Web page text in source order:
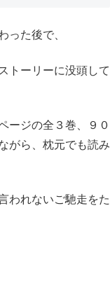
った後で、
トーリーに没頭して
ージの全３巻、９０
がら、枕元でも読み
われないご馳走をた